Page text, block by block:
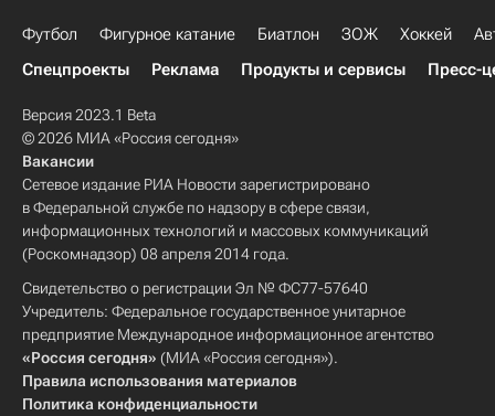
Футбол Фигурное катание Биатлон ЗОЖ Хоккей
Спецпроекты
Реклама Продукты и сервисы Пресс-
Версия 2023.1 Beta
© 2026 МИА «Россия сегодня»
Вакансии
Сетевое издание РИА Новости зарегистрировано
в Федеральной службе по надзору в сфере связи,
информационных технологий и массовых коммуникаций
(Роскомнадзор) 08 апреля 2014 года.
Свидетельство о регистрации Эл № ФС77-57640
Учредитель: Федеральное государственное унитарное
предприятие Международное информационное агентство
«Россия сегодня» (МИА «Россия сегодня»).
Правила использования материалов
Политика конфиденциальности